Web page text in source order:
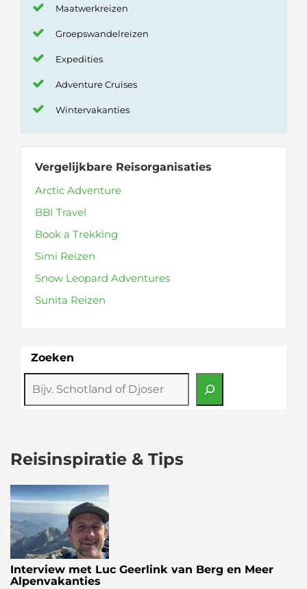
Maatwerkreizen
Groepswandelreizen
Expedities
Adventure Cruises
Wintervakanties
Vergelijkbare Reisorganisaties
Arctic Adventure
BBI Travel
Book a Trekking
Simi Reizen
Snow Leopard Adventures
Sunita Reizen
Zoeken
Reisinspiratie & Tips
Interview met Luc Geerlink van Berg en Meer
Alpenvakanties